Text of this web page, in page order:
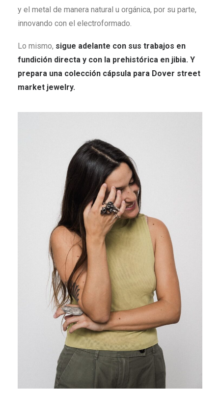
y el metal de manera natural u orgánica, por su parte,
innovando con el electroformado.
Lo mismo, sigue adelante con sus trabajos en
fundición directa y con la prehistórica en jibia. Y
prepara una colección cápsula para Dover street
market jewelry.